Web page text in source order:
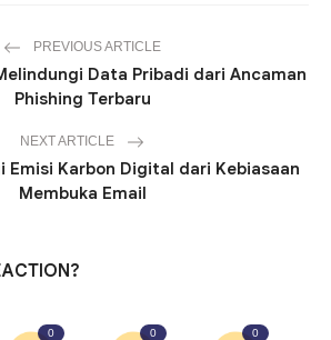
PREVIOUS ARTICLE
Data Pribadi dari Ancaman
Phishing Terbaru
NEXT ARTICLE
Emisi Karbon Digital dari Kebiasaan
Membuka Email
0 0 0